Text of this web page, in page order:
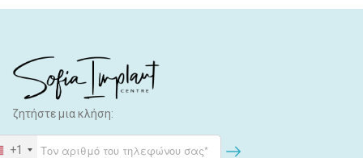
ζητήστε μια κλήση:
+1